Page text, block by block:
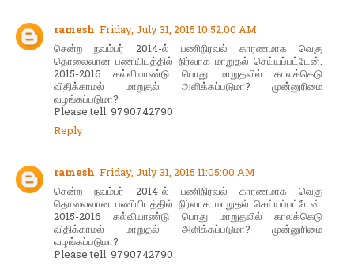
ramesh Friday, July 31, 2015 10:52:00 AM
சென்ற நவம்பர் 2014-ல் பணிநிரவல் காரணமாக வெகு
தொலைவான பணியிடத்தில் நிர்வாக மாறுதல் செய்யப்பட்டேன்.
2015-2016 கல்வியாண்டு பொது மாறுதலில் காலக்கெடு
விதிக்காமல் மாறுதல் அளிக்கப்படுமா? முன்னுரிமை
வழங்கப்படுமா?
Please tell: 9790742790
Reply
ramesh Friday, July 31, 2015 11:05:00 AM
சென்ற நவம்பர் 2014-ல் பணிநிரவல் காரணமாக வெகு
தொலைவான பணியிடத்தில் நிர்வாக மாறுதல் செய்யப்பட்டேன்.
2015-2016 கல்வியாண்டு பொது மாறுதலில் காலக்கெடு
விதிக்காமல் மாறுதல் அளிக்கப்படுமா? முன்னுரிமை
வழங்கப்படுமா?
Please tell: 9790742790